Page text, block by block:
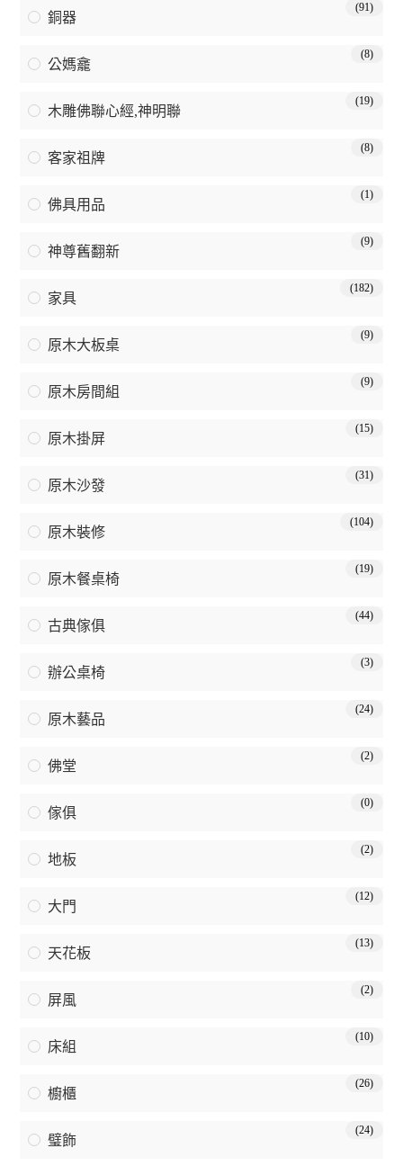
銅器
(91)
公媽龕
(8)
木雕佛聯心經,神明聯
(19)
客家祖牌
(8)
佛具用品
(1)
神尊舊翻新
(9)
家具
(182)
原木大板桌
(9)
原木房間組
(9)
原木掛屏
(15)
原木沙發
(31)
原木裝修
(104)
原木餐桌椅
(19)
古典傢俱
(44)
辦公桌椅
(3)
原木藝品
(24)
佛堂
(2)
傢俱
(0)
地板
(2)
大門
(12)
天花板
(13)
屏風
(2)
床組
(10)
櫥櫃
(26)
璧飾
(24)